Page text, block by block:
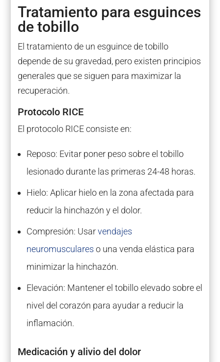
Tratamiento para esguinces
de tobillo
El tratamiento de un esguince de tobillo
depende de su gravedad, pero existen principios
generales que se siguen para maximizar la
recuperación.
Protocolo RICE
El protocolo RICE consiste en:
Reposo: Evitar poner peso sobre el tobillo
lesionado durante las primeras 24-48 horas.
Hielo: Aplicar hielo en la zona afectada para
reducir la hinchazón y el dolor.
Compresión: Usarvendajes
neuromusculares o una venda elástica para
minimizar la hinchazón.
Elevación: Mantener el tobillo elevado sobre el
nivel del corazón para ayudar a reducir la
inflamación.
Medicación y alivio del dolor